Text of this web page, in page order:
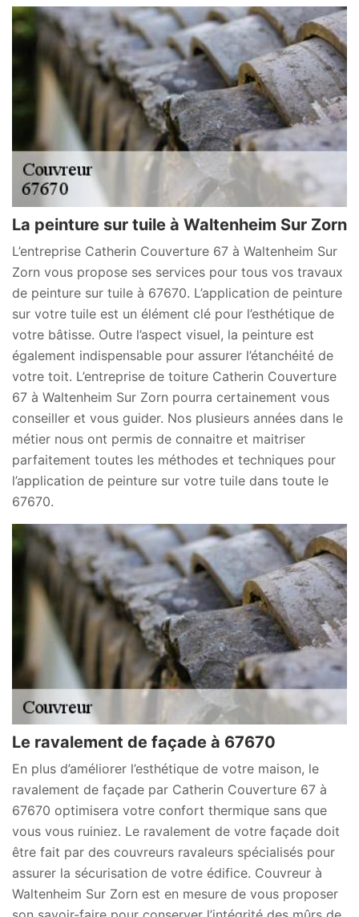
La peinture sur tuile à Waltenheim Sur Zorn
L’entreprise Catherin Couverture 67 à Waltenheim Sur
Zorn vous propose ses services pour tous vos travaux
de peinture sur tuile à 67670. L’application de peinture
sur votre tuile est un élément clé pour l’esthétique de
votre bâtisse. Outre l’aspect visuel, la peinture est
également indispensable pour assurer l’étanchéité de
votre toit. L’entreprise de toiture Catherin Couverture
67 à Waltenheim Sur Zorn pourra certainement vous
conseiller et vous guider. Nos plusieurs années dans le
métier nous ont permis de connaitre et maitriser
parfaitement toutes les méthodes et techniques pour
l’application de peinture sur votre tuile dans toute le
67670.
Le ravalement de façade à 67670
En plus d’améliorer l’esthétique de votre maison, le
ravalement de façade par Catherin Couverture 67 à
67670 optimisera votre confort thermique sans que
vous vous ruiniez. Le ravalement de votre façade doit
être fait par des couvreurs ravaleurs spécialisés pour
assurer la sécurisation de votre édifice. Couvreur à
Waltenheim Sur Zorn est en mesure de vous proposer